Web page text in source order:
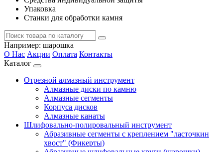
Упаковка
Станки для обработки камня
Например: шарошка
О Нас Акции Оплата Контакты
Каталог
Отрезной алмазный инструмент
Алмазные диски по камню
Алмазные сегменты
Корпуса дисков
Алмазные канаты
Шлифовально-полировальный инструмент
Абразивные сегменты с креплением "ласточкин
хвост" (Фикерты)